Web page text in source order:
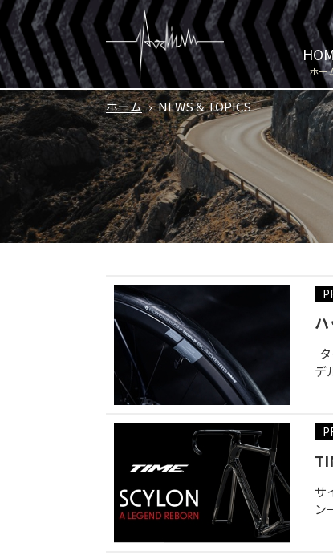
ホー
ホーム › NEWS & TOPICS
デ
サ
ン